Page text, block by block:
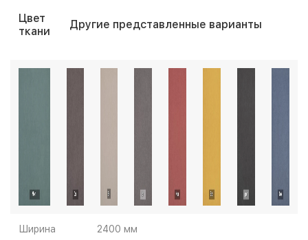
Цвет
ткани
Другие представленные варианты
Ширина 2400 мм